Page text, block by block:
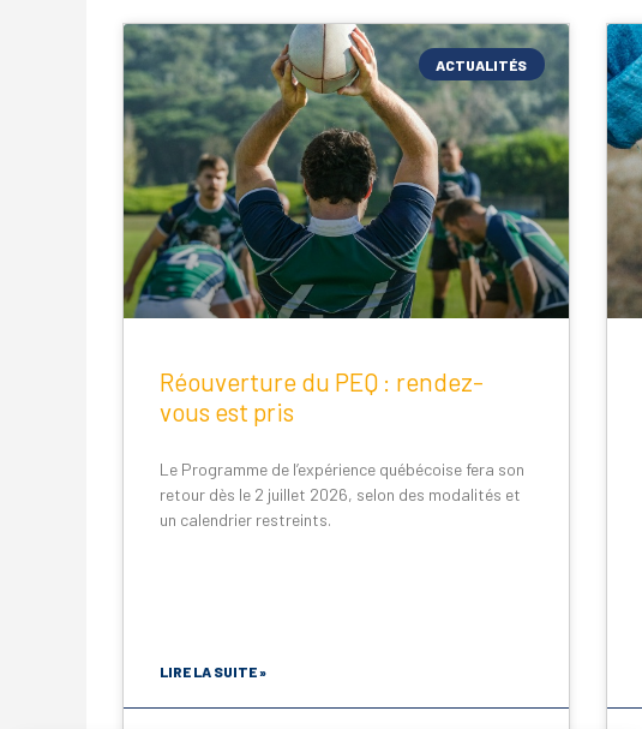
ACTUALITÉS
Réouverture du PEQ : rendez-
vous est pris
Le Programme de l’expérience québécoise fera son
retour dès le 2 juillet 2026, selon des modalités et
un calendrier restreints.
LIRE LA SUITE »